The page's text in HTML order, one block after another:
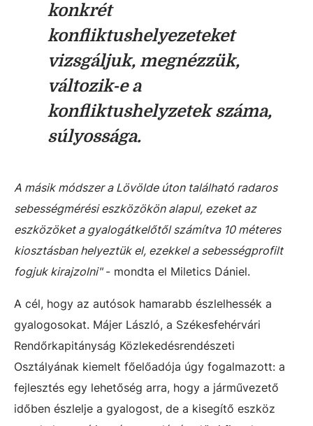
konkrét
konfliktushelyezeteket
vizsgáljuk, megnézzük,
változik-e a
konfliktushelyzetek száma,
súlyossága.
A másik módszer a Lövölde úton található radaros
sebességmérési eszközökön alapul, ezeket az
eszközöket a gyalogátkelőtől számítva 10 méteres
kiosztásban helyeztük el, ezekkel a sebességprofilt
fogjuk kirajzolni"- mondta el Miletics Dániel.
A cél, hogy az autósok hamarabb észlelhessék a
gyalogosokat. Májer László, a Székesfehérvári
Rendőrkapitányság Közlekedésrendészeti
Osztályának kiemelt főelőadója úgy fogalmazott: a
fejlesztés egy lehetőség arra, hogy a járművezető
időben észlelje a gyalogost, de a kisegítő eszköz